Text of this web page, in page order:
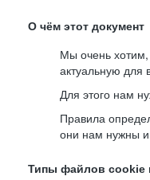
О чём этот документ
Мы очень хотим,
актуальную
Для этого нам
Правила
они нам нужны и
Типы файлов cookie